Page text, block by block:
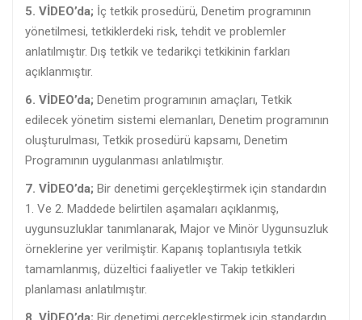
5. VİDEO’da; İç tetkik prosedürü, Denetim programının
yönetilmesi, tetkiklerdeki risk, tehdit ve problemler
anlatılmıştır. Dış tetkik ve tedarikçi tetkikinin farkları
açıklanmıştır.
6. VİDEO’da; Denetim programının amaçları, Tetkik
edilecek yönetim sistemi elemanları, Denetim programının
oluşturulması, Tetkik prosedürü kapsamı, Denetim
Programının uygulanması anlatılmıştır.
7. VİDEO’da; Bir denetimi gerçekleştirmek için standardın
1. Ve 2. Maddede belirtilen aşamaları açıklanmış,
uygunsuzluklar tanımlanarak, Major ve Minör Uygunsuzluk
örneklerine yer verilmiştir. Kapanış toplantısıyla tetkik
tamamlanmış, düzeltici faaliyetler ve Takip tetkikleri
planlaması anlatılmıştır.